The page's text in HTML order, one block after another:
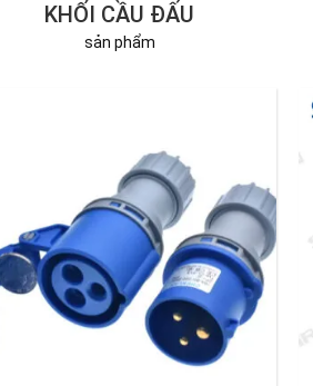
KHỐI CẦU ĐẤU
sản phẩm